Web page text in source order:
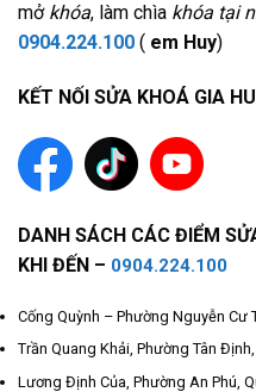
mở khóa, làm chìa khóa tại
0904.224.100 ( em Huy)
KẾT NỐI SỬA KHOÁ GIA
DANH SÁCH CÁC ĐIỂM
KHI ĐẾN – 0904.224.100
Cống Quỳnh – Phường Nguyễn Cư
Trần Quang Khải, Phường Tân Định,
Lương Định Của, Phường An Phú,